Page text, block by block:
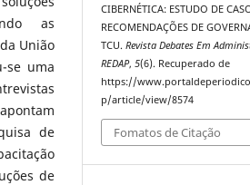
as
União
se uma
de
de
CIBERNÉTICA: ESTUDO DE
RECOMENDAÇÕES DE
TCU.Revista Debates Em
REDAP,5(6). Recuperado de
https://
p/article/view/8574
Fomatos de Citação